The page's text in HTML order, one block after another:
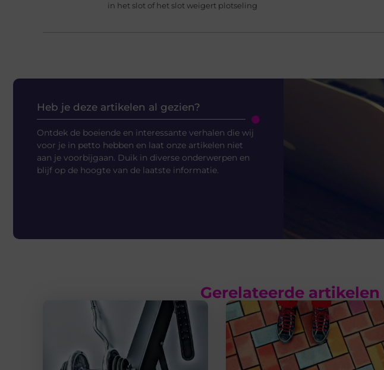
in het slot of het slot weigert plotseling
Heb je deze artikelen al gezien?
Ontdek de boeiende en interessante verhalen die wij
voor je in petto hebben en laat onze artikelen niet
aan je voorbijgaan. Duik in diverse onderwerpen en
blijf op de hoogte van de laatste informatie.
Gerelateerde artikelen